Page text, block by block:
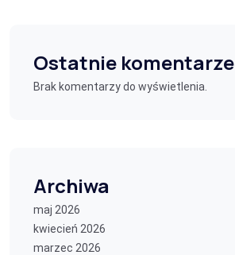
Ostatnie komentarze
Brak komentarzy do wyświetlenia.
Archiwa
maj 2026
kwiecień 2026
marzec 2026